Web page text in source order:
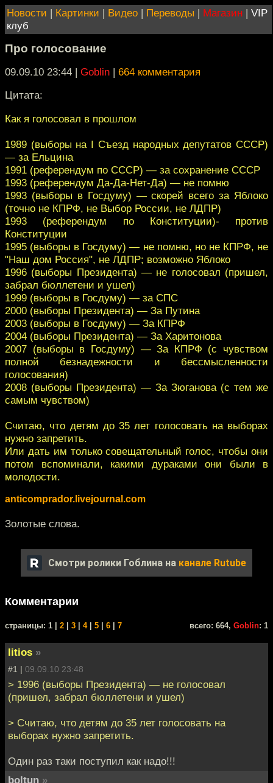
Новости | Картинки | Видео | Переводы | Магазин | VIP
клуб
Про голосование
09.09.10 23:44 | Goblin | 664 комментария
Цитата:
Как я голосовал в прошлом
1989 (выборы на I Съезд народных депутатов СССР)
— за Ельцина
1991 (референдум по СССР) — за сохранение СССР
1993 (референдум Да-Да-Нет-Да) — не помню
1993 (выборы в Госдуму) — скорей всего за Яблоко
(точно не КПРФ, не Выбор России, не ЛДПР)
1993 (референдум по Конституции)- против
Конституции
1995 (выборы в Госдуму) — не помню, но не КПРФ, не
"Наш дом Россия", не ЛДПР; возможно Яблоко
1996 (выборы Президента) — не голосовал (пришел,
забрал бюллетени и ушел)
1999 (выборы в Госдуму) — за СПС
2000 (выборы Президента) — За Путина
2003 (выборы в Госдуму) — За КПРФ
2004 (выборы Президента) — За Харитонова
2007 (выборы в Госдуму) — За КПРФ (с чувством
полной безнадежности и бессмысленности
голосования)
2008 (выборы Президента) — За Зюганова (с тем же
самым чувством)
Считаю, что детям до 35 лет голосовать на выборах
нужно запретить.
Или дать им только совещательный голос, чтобы они
потом вспоминали, какими дураками они были в
молодости.
anticomprador.livejournal.com
Золотые слова.
Смотри ролики Гоблина на канале Rutube
Комментарии
cтраницы: 1 | 2 3 4| 5 6 7 всего: 664, Goblin: 1
litios »
#1 | 09.09.10 23:48
> 1996 (выборы Президента) — не голосовал
(пришел, забрал бюллетени и ушел)
> Считаю, что детям до 35 лет голосовать на
выборах нужно запретить.
Один раз таки поступил как надо!!!
boltun »